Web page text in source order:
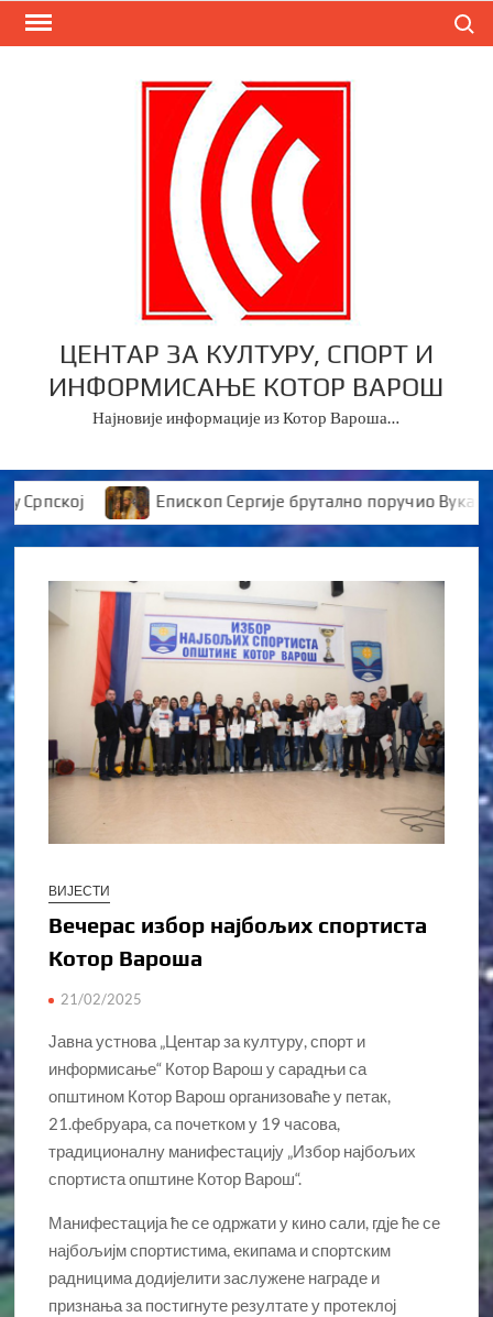
Skip
ЦЕНТАР ЗА КУЛТУРУ, СПОРТ И
ИНФОРМИСАЊЕ КОТОР ВАРОШ
Најновије информације из Котор Вароша…
Епископ Сергије брутално поручио
ВИЈЕСТИ
Вечерас избор најбољих спортиста
Котор Вароша
21/02/2025
Јавна устнова „Центар за културу, спорт и
информисање“ Котор Варош у сарадњи са
општином Котор Варош организоваће у петак,
21.фебруара, са почетком у 19 часова,
традиционалну манифестацију „Избор најбољих
спортиста општине Котор Варош“.
Манифестација ће се одржати у кино сали, гдје ће се
најбољијм спортистима, екипама и спортским
радницима додијелити заслужене награде и
признања за постигнуте резултате у протеклој